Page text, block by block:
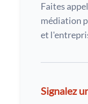
Faites
médiation
et
Signalez